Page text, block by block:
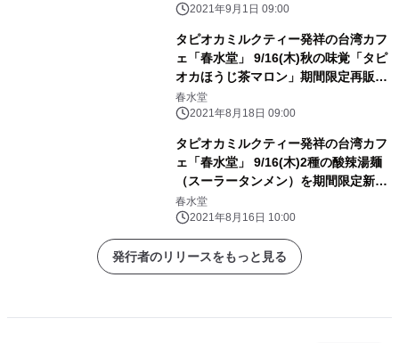
2021年9月1日 09:00
タピオカミルクティー発祥の台湾カフ
ェ「春水堂」 9/16(木)秋の味覚「タピ
オカほうじ茶マロン」期間限定再販売
決定
春水堂
2021年8月18日 09:00
タピオカミルクティー発祥の台湾カフ
ェ「春水堂」 9/16(木)2種の酸辣湯麺
（スーラータンメン）を期間限定新発
売
春水堂
2021年8月16日 10:00
発行者のリリースをもっと見る